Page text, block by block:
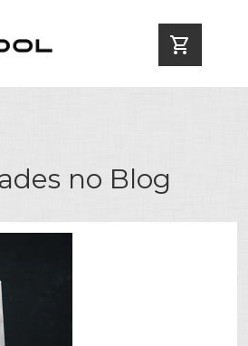
shopping_cart
no Blog